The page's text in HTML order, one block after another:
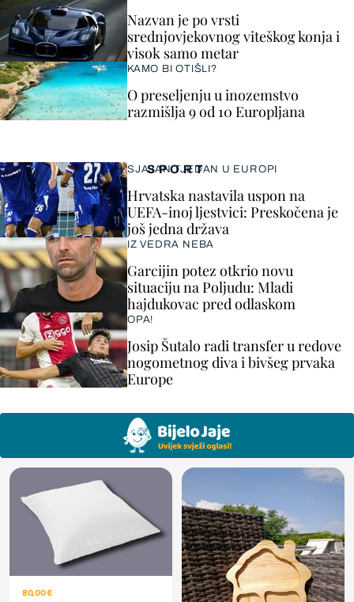
SPORT
SJAJAN TJEDAN U EUROPI
Hrvatska nastavila uspon na
UEFA-inoj ljestvici: Preskočena je
još jedna država
IZ VEDRA NEBA
Garcijin potez otkrio novu
situaciju na Poljudu: Mladi
hajdukovac pred odlaskom
OPA!
Josip Šutalo radi transfer u redove
nogometnog diva i bivšeg prvaka
Europe
Nazvan je po vrsti
srednjovjekovnog viteškog konja i
visok samo metar
KAMO BI OTIŠLI?
O preseljenju u inozemstvo
razmišlja 9 od 10 Europljana
80,00 €